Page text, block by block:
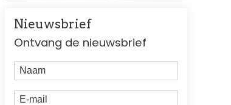
Nieuwsbrief
Ontvang de nieuwsbrief
Naam
E-mail